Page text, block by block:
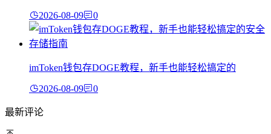
2026-08-09 0
imToken钱包存DOGE教程，新手也能轻松搞定的
2026-08-09 0
最新评论